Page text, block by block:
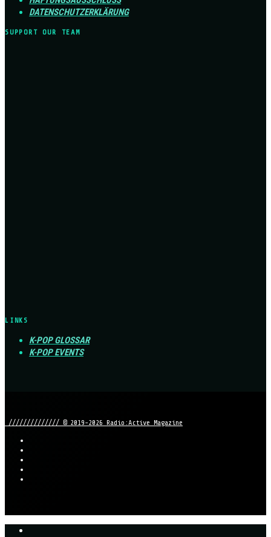
DATENSCHUTZERKLÄRUNG
SUPPORT OUR TEAM
LINKS
K-POP GLOSSAR
K-POP EVENTS
////////////// © 2019-2026 Radio:Active Magazine